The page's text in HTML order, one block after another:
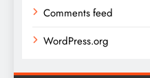
Comments feed
WordPress.org